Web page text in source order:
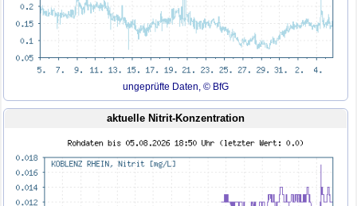
ungeprüfte Daten, © BfG
aktuelle Nitrit-Konzentration